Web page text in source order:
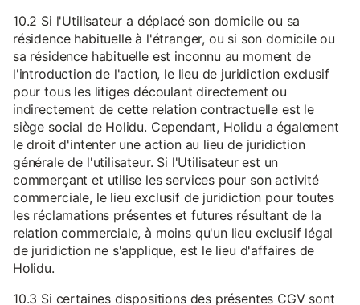
10.2 Si l'Utilisateur a déplacé son domicile ou sa
résidence habituelle à l'étranger, ou si son domicile ou
sa résidence habituelle est inconnu au moment de
l'introduction de l'action, le lieu de juridiction exclusif
pour tous les litiges découlant directement ou
indirectement de cette relation contractuelle est le
siège social de Holidu. Cependant, Holidu a également
le droit d'intenter une action au lieu de juridiction
générale de l'utilisateur. Si l'Utilisateur est un
commerçant et utilise les services pour son activité
commerciale, le lieu exclusif de juridiction pour toutes
les réclamations présentes et futures résultant de la
relation commerciale, à moins qu'un lieu exclusif légal
de juridiction ne s'applique, est le lieu d'affaires de
Holidu.
10.3 Si certaines dispositions des présentes CGV sont